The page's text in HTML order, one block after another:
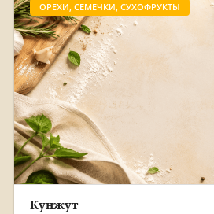
ОРЕХИ, СЕМЕЧКИ, СУХОФРУКТЫ
Кунжут